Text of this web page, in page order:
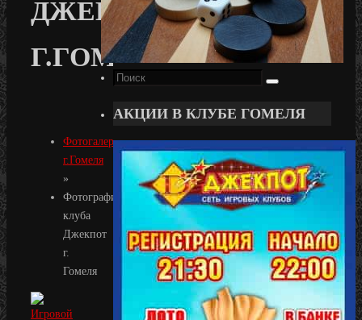
ДЖЕКПОТ
Г.ГОМЕЛЯ
Фотогалерея
г.Гомеля
»
Фотографии
клуба
Джекпот
г.
Гомеля
Поиск
Поиск
АКЦИИ В КЛУБЕ ГОМЕЛЯ